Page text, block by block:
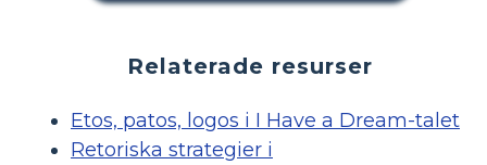
Relaterade resurser
Etos, patos, logos i I Have a Dream-talet
Retoriska strategier i